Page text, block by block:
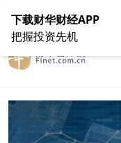
在线客服 关于我们
下载财华财经APP
把握投资先机